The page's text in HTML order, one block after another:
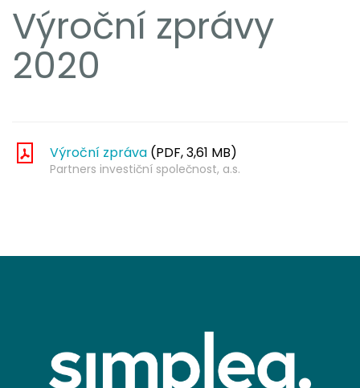
Výroční zprávy
2020
Výroční zpráva (PDF, 3,61 MB)
Partners investiční společnost, a.s.